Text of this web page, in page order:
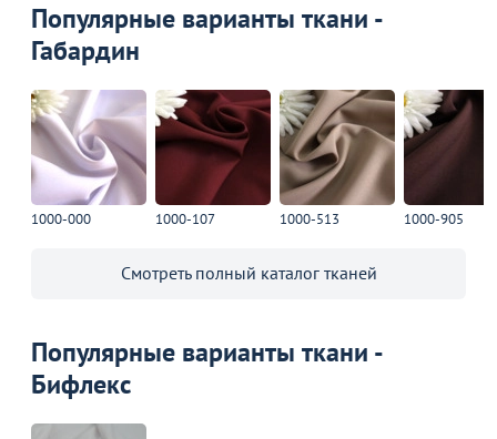
Популярные варианты ткани -
Габардин
1000-000 1000-107 1000-513 1000-905
Смотреть полный каталог тканей
Популярные варианты ткани -
Бифлекс
290
В корзине
Продолжить покупки